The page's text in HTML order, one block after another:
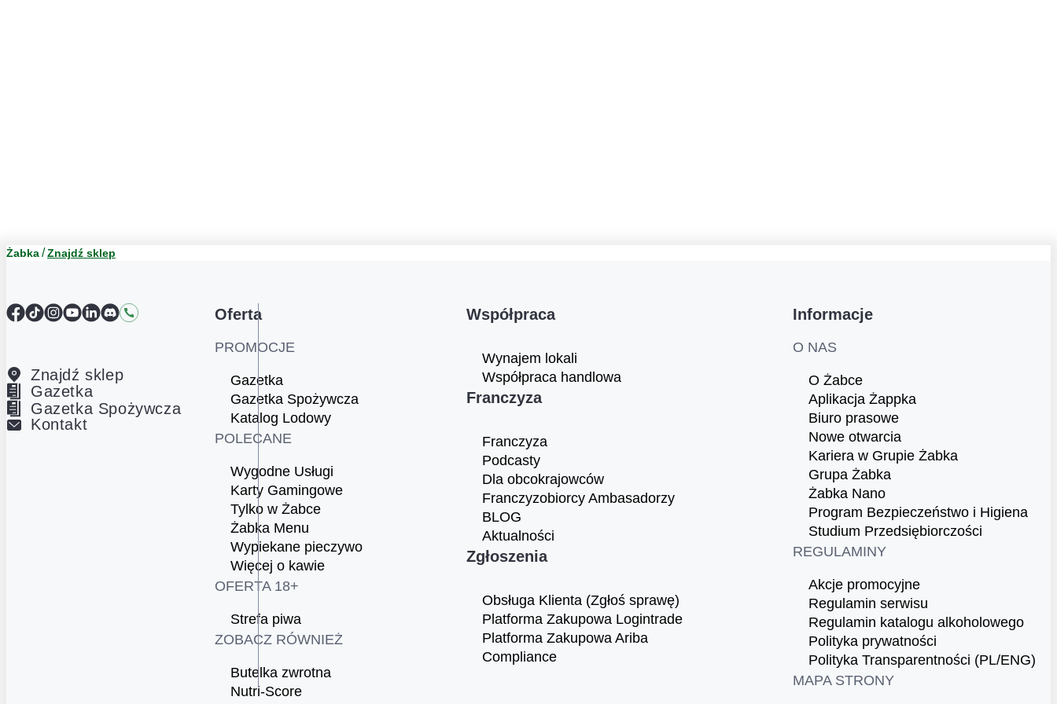
Żabka Znajdź sklep
Facebook
TikTokInstagram
YouTube
LinkedIn
DiscordKontakt
Znajdź sklep
Gazetka
Gazetka Spożywcza
Kontakt
Oferta
PROMOCJE
Gazetka
Gazetka Spożywcza
Katalog Lodowy
POLECANE
Wygodne Usługi
Karty Gamingowe
Tylko w Żabce
Żabka Menu
Wypiekane pieczywo
Więcej o kawie
OFERTA 18+
Strefa piwa
ZOBACZ RÓWNIEŻ
Butelka zwrotna
Nutri-Score
Współpraca
Wynajem lokali
Współpraca handlowa
Franczyza
Franczyza
Podcasty
Dla obcokrajowców
Franczyzobiorcy Ambasadorzy
BLOG
Aktualności
Zgłoszenia
Obsługa Klienta (Zgłoś sprawę)
Platforma Zakupowa Logintrade
Platforma Zakupowa Ariba
Compliance
Informacje
O NAS
O Żabce
Aplikacja Żappka
Biuro prasowe
Nowe otwarcia
Kariera w Grupie Żabka
Grupa Żabka
Żabka Nano
Program Bezpieczeństwo i Higiena
Studium Przedsiębiorczości
REGULAMINY
Akcje promocyjne
Regulamin serwisu
Regulamin katalogu alkoholowego
Polityka prywatności
Polityka Transparentności (PL/ENG)
MAPA STRONY